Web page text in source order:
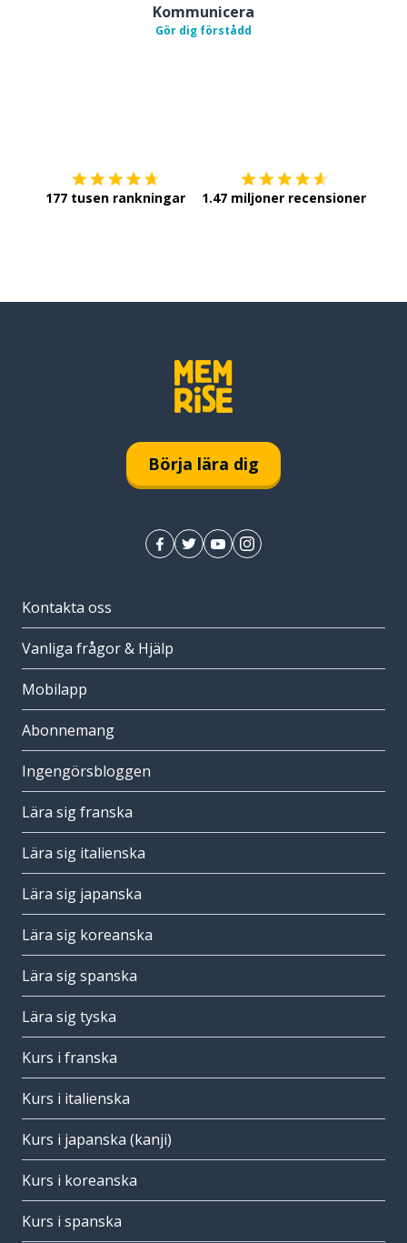
Kommunicera
Gör dig förstådd
177 tusen rankningar 1.47 miljoner recensioner
Börja lära dig
Kontakta oss
Vanliga frågor & Hjälp
Mobilapp
Abonnemang
Ingengörsbloggen
Lära sig franska
Lära sig italienska
Lära sig japanska
Lära sig koreanska
Lära sig spanska
Lära sig tyska
Kurs i franska
Kurs i italienska
Kurs i japanska (kanji)
Kurs i koreanska
Kurs i spanska